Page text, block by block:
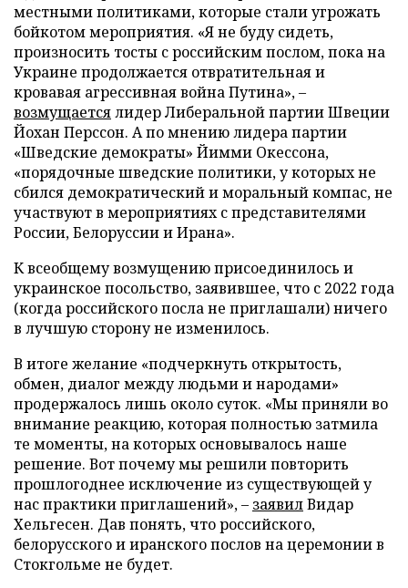
местными политиками, которые стали угрожать
бойкотом мероприятия. «Я не буду сидеть,
произносить тосты с российским послом, пока на
Украине продолжается отвратительная и
кровавая агрессивная война Путина», –
возмущаетсялидер Либеральной партии Швеции
Йохан Перссон. А по мнению лидера партии
«Шведские демократы» Йимми Окессона,
«порядочные шведские политики, у которых не
сбился демократический и моральный компас, не
участвуют в мероприятиях с представителями
России, Белоруссии и Ирана».
К всеобщему возмущению присоединилось и
украинское посольство, заявившее, что с 2022 года
(когда российского посла не приглашали) ничего
в лучшую сторону не изменилось.
В итоге желание «подчеркнуть открытость,
обмен, диалог между людьми и народами»
продержалось лишь около суток. «Мы приняли во
внимание реакцию, которая полностью затмила
те моменты, на которых основывалось наше
решение. Вот почему мы решили повторить
прошлогоднее исключение из существующей у
нас практики приглашений», – заявилВидар
Хельгесен. Дав понять, что российского,
белорусского и иранского послов на церемонии в
Стокгольме не будет.